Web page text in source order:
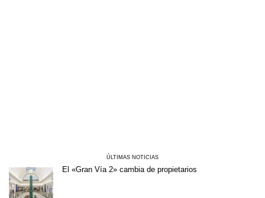
ÚLTIMAS NOTICIAS
El «Gran Vía 2» cambia de propietarios